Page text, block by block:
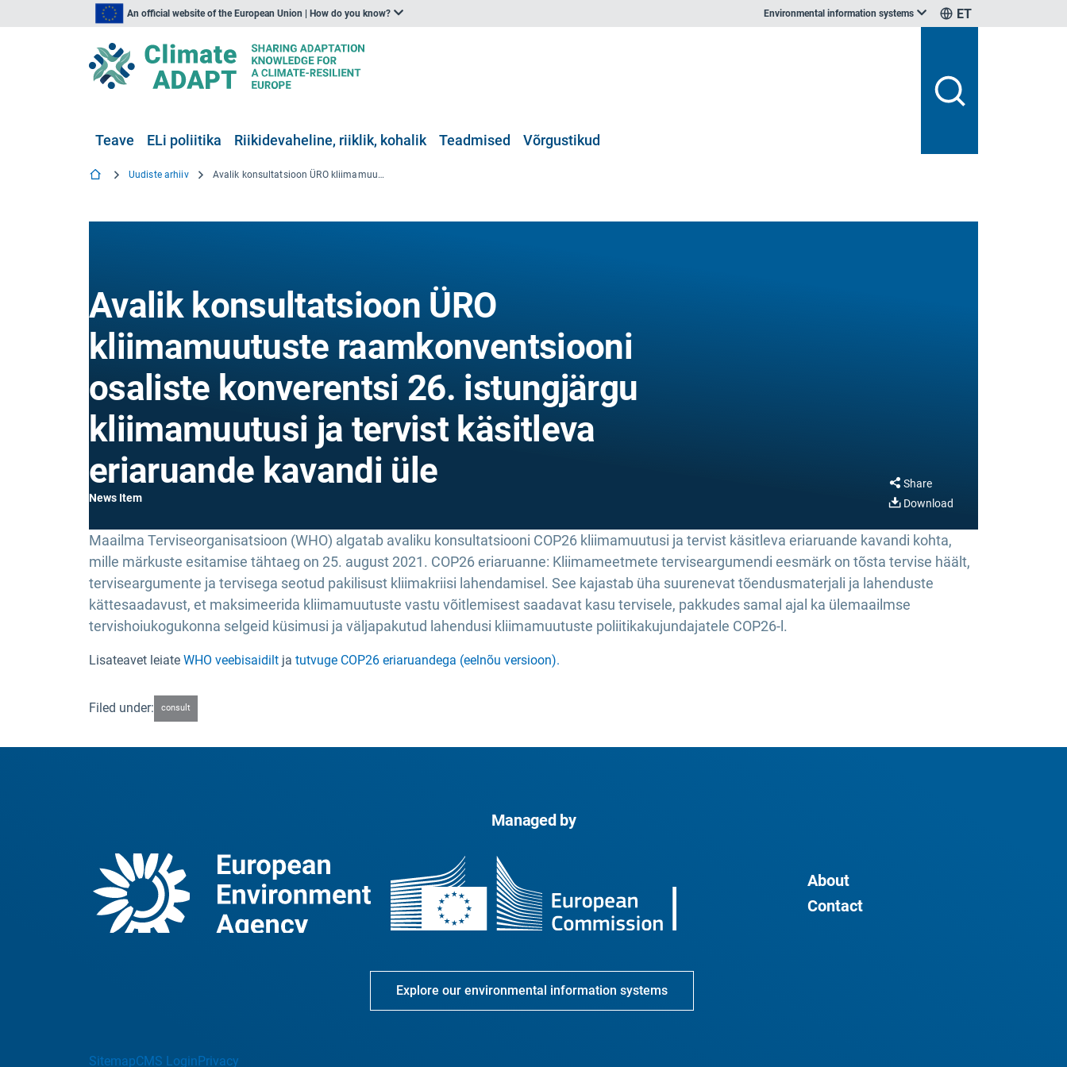
An official website of the European Union | How do you know? Environmental information systems ET
Teave ELi poliitika Riikidevaheline, riiklik, kohalik Teadmised Võrgustikud
Uudiste arhiiv Avalik konsultatsioon ÜRO kliimamuutuste raamkonventsiooni osaliste konverentsi 26. istungjärgu kliimamuutusi ja tervist käsitleva eriaruande kavandi üle
Avalik konsultatsioon ÜRO
kliimamuutuste raamkonventsiooni
osaliste konverentsi 26. istungjärgu
kliimamuutusi ja tervist käsitleva
eriaruande kavandi üle
News Item
Share
Download
Maailma Terviseorganisatsioon (WHO) algatab avaliku konsultatsiooni COP26 kliimamuutusi ja tervist käsitleva eriaruande kavandi kohta,
mille märkuste esitamise tähtaeg on 25. august 2021. COP26 eriaruanne: Kliimameetmete terviseargumendi eesmärk on tõsta tervise häält,
terviseargumente ja tervisega seotud pakilisust kliimakriisi lahendamisel. See kajastab üha suurenevat tõendusmaterjali ja lahenduste
kättesaadavust, et maksimeerida kliimamuutuste vastu võitlemisest saadavat kasu tervisele, pakkudes samal ajal ka ülemaailmse
tervishoiukogukonna selgeid küsimusi ja väljapakutud lahendusi kliimamuutuste poliitikakujundajatele COP26-l.
Lisateavet leiate WHO veebisaidilt ja tutvuge COP26 eriaruandega (eelnõu versioon).
Filed under: consult
Managed by
About
Contact
Explore our environmental information systems
SitemapCMS LoginPrivacy